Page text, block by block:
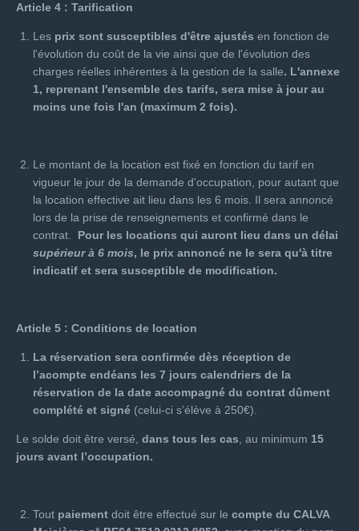
Article 4 : Tarification
Les prix sont susceptibles d'être ajustés en fonction de
l'évolution du coût de la vie ainsi que de l'évolution des
charges réelles inhérentes à la gestion de la salle. L'annexe
1, reprenant l'ensemble des tarifs, sera mise à jour au
moins une fois l'an (maximum 2 fois).
Le montant de la location est fixé en fonction du tarif en
vigueur le jour de la demande d'occupation, pour autant que
la location effective ait lieu dans les 6 mois. Il sera annoncé
lors de la prise de renseignements et confirmé dans le
contrat. Pour les locations qui auront lieu dans un délai
supérieur à 6 mois, le prix annoncé ne le sera qu'à titre
indicatif et sera susceptible de modification.
Article 5 : Conditions de location
La réservation sera confirmée dès réception de
l’acompte endéans les 7 jours calendriers de la
réservation de la date accompagné du contrat dûment
complété et signé (celui-ci s’élève à 250€).
Le solde doit être versé, dans tous les cas , au minimum 15
jours avant l’occupation.
Tout paiement doit être effectué sur le compte du CALVA